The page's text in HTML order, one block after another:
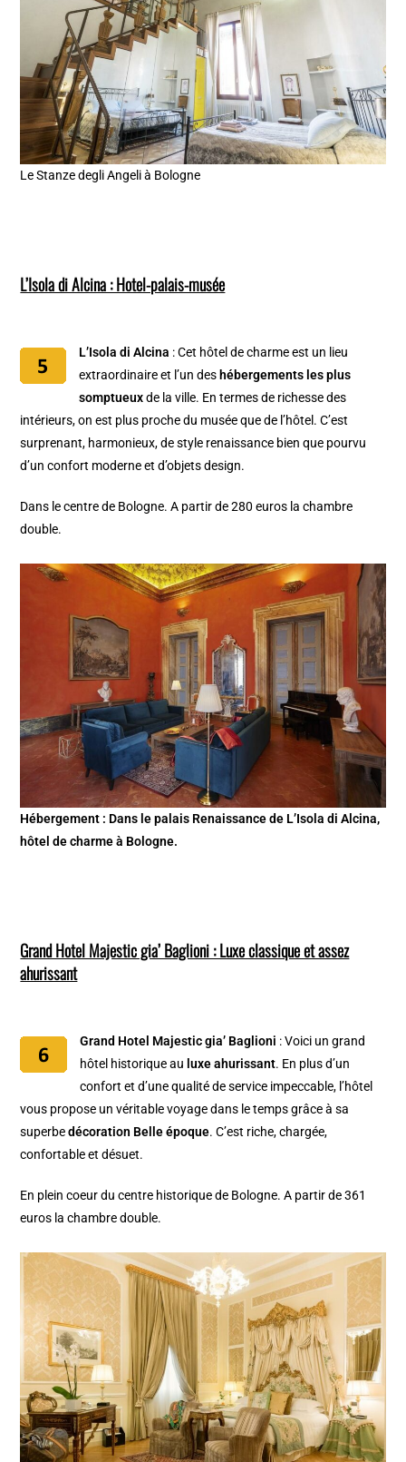
Le Stanze degli Angeli à Bologne
L’Isola di Alcina : Hotel-palais-musée
L’Isola di Alcina : Cet hôtel de charme est un lieu
extraordinaire et l’un des hébergements les plus
somptueuxde la ville. En termes de richesse des
intérieurs, on est plus proche du musée que de l’hôtel. C’est
surprenant, harmonieux, de style renaissance bien que pourvu
d’un confort moderne et d’objets design.
Dans le centre de Bologne. A partir de 280 euros la chambre
double.
Hébergement : Dans le palais Renaissance de L’Isola di Alcina,
hôtel de charme à Bologne.
Grand Hotel Majestic gia’ Baglioni : Luxe classique et assez
ahurissant
Grand Hotel Majestic gia’ Baglioni : Voici un grand
hôtel historique au luxe ahurissant. En plus d’un
confort et d’une qualité de service impeccable, l’hôtel
vous propose un véritable voyage dans le temps grâce à sa
superbedécoration Belle époque. C’est riche, chargée,
confortable et désuet.
En plein coeur du centre historique de Bologne. A partir de 361
euros la chambre double.